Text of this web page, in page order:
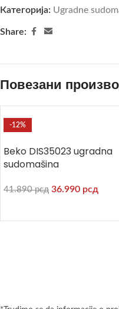
Категорија: Ugradne
Share:
Повезани
-12%
Beko DIS35023 ugradna
sudomašina
41.890рсд 36.990 рсд